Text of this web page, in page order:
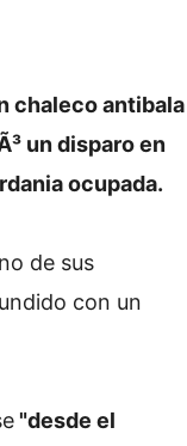
chaleco antibala
un disparo en
ocupada.
de sus
con un
"desde el